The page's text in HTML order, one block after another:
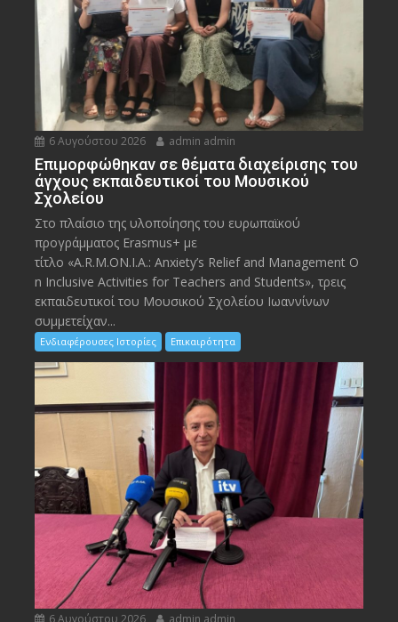
6 Αυγούστου 2026 admin admin
Eπιμορφώθηκαν σε θέματα διαχείρισης του
άγχους εκπαιδευτικοί του Μουσικού
Σχολείου
Στο πλαίσιο της υλοποίησης του ευρωπαϊκού
προγράμματος Erasmus+ με
τίτλο «A.R.M.ON.I.A.: Anxiety’s Relief and Management O
n Inclusive Activities for Teachers and Students», τρεις
εκπαιδευτικοί του Μουσικού Σχολείου Ιωαννίνων
συμμετείχαν...
Ενδιαφέρουσες Ιστορίες Επικαιρότητα